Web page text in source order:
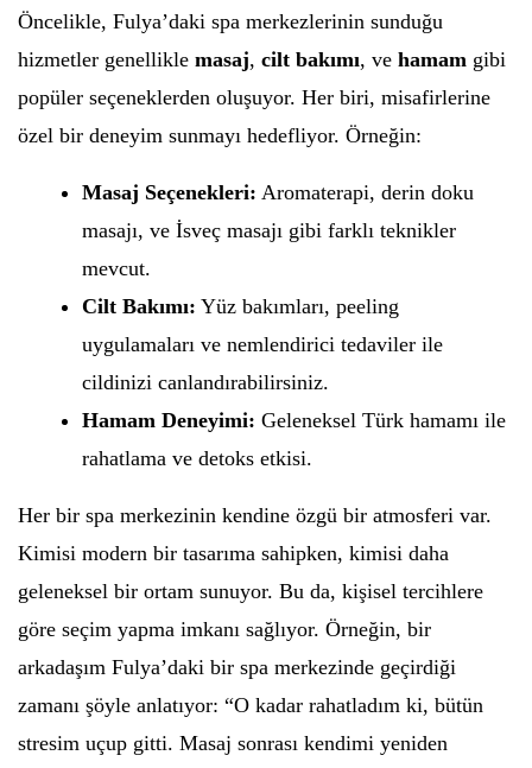
Öncelikle, Fulya’daki spa merkezlerinin sunduğu
hizmetler genellikle masaj, cilt bakımı, ve hamam gibi
popüler seçeneklerden oluşuyor. Her biri, misafirlerine
özel bir deneyim sunmayı hedefliyor. Örneğin:
Masaj Seçenekleri: Aromaterapi, derin doku
masajı, ve İsveç masajı gibi farklı teknikler
mevcut.
Cilt Bakımı: Yüz bakımları, peeling
uygulamaları ve nemlendirici tedaviler ile
cildinizi canlandırabilirsiniz.
Hamam Deneyimi: Geleneksel Türk hamamı ile
rahatlama ve detoks etkisi.
Her bir spa merkezinin kendine özgü bir atmosferi var.
Kimisi modern bir tasarıma sahipken, kimisi daha
geleneksel bir ortam sunuyor. Bu da, kişisel tercihlere
göre seçim yapma imkanı sağlıyor. Örneğin, bir
arkadaşım Fulya’daki bir spa merkezinde geçirdiği
zamanı şöyle anlatıyor: “O kadar rahatladım ki, bütün
stresim uçup gitti. Masaj sonrası kendimi yeniden